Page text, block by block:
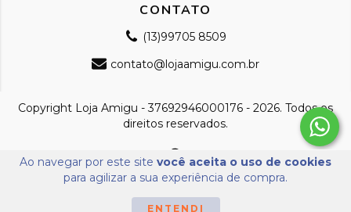
Ao navegar por este site você aceita o uso de cookies
para agilizar a sua experiência de compra.
ENTENDI
CONTATO
(13)99705 8509
contato@lojaamigu.com.br
Copyright Loja Amigu - 37692946000176 - 2026. Todos os
direitos reservados.